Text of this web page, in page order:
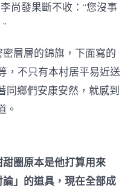
尚發果斷不收：“您沒事
層層的錦旗，下面寫的
，不只有本村居平易近送
同鄉們安康安然，就感到
。
圈原本是他打算用來
論」的道具，現在全部成